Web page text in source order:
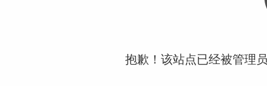
抱歉！该站点已经被管理